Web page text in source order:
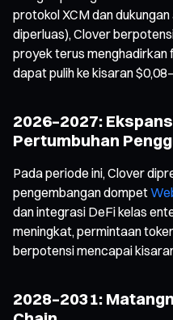
protokol XCM dan
diperluas), Clover
proyek terus menghadirkan
dapat pulih ke kisaran
2026–2027:
Pertumbuhan
Pada periode ini, Clover
pengembangan dompet
dan integrasi DeFi kelas
meningkat, permintaan
berpotensi mencapai
2028–2031: